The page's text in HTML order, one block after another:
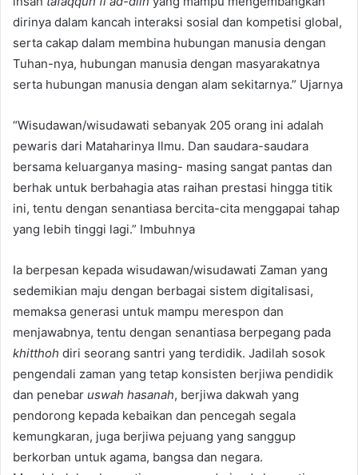
dirinya dalam kancah interaksi sosial dan kompetisi global,
serta cakap dalam membina hubungan manusia dengan
Tuhan-nya, hubungan manusia dengan masyarakatnya
serta hubungan manusia dengan alam sekitarnya.” Ujarnya
“Wisudawan/wisudawati sebanyak 205 orang ini adalah
pewaris dari Mataharinya Ilmu. Dan saudara-saudara
bersama keluarganya masing- masing sangat pantas dan
berhak untuk berbahagia atas raihan prestasi hingga titik
ini, tentu dengan senantiasa bercita-cita menggapai tahap
yang lebih tinggi lagi.” Imbuhnya
Ia berpesan kepada wisudawan/wisudawati Zaman yang
sedemikian maju dengan berbagai sistem digitalisasi,
memaksa generasi untuk mampu merespon dan
menjawabnya, tentu dengan senantiasa berpegang pada
khitthoh diri seorang santri yang terdidik. Jadilah sosok
pengendali zaman yang tetap konsisten berjiwa pendidik
dan penebar uswah hasanah, berjiwa dakwah yang
pendorong kepada kebaikan dan pencegah segala
kemungkaran, juga berjiwa pejuang yang sanggup
berkorban untuk agama, bangsa dan negara.